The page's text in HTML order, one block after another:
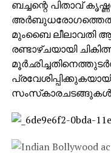
ബച്ചന്റെ പിതാവ്
മുംബൈ ലീലാവതി
രണ്ടാഴ്ചയായി
സംസ്‌കാരചടങ്ങുകള്‍